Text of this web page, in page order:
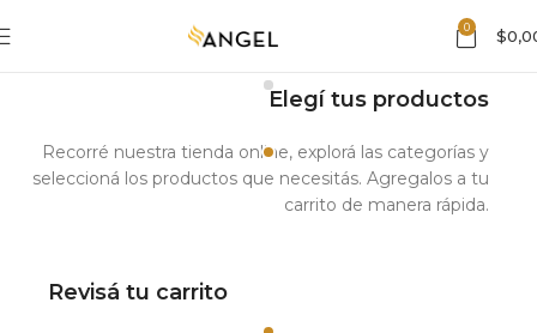
0 $
Elegí tus productos
Recorré nuestra tienda online, explorá las categorías y
seleccioná los productos que necesitás. Agregalos a tu
carrito de manera rápida.
Revisá tu carrito